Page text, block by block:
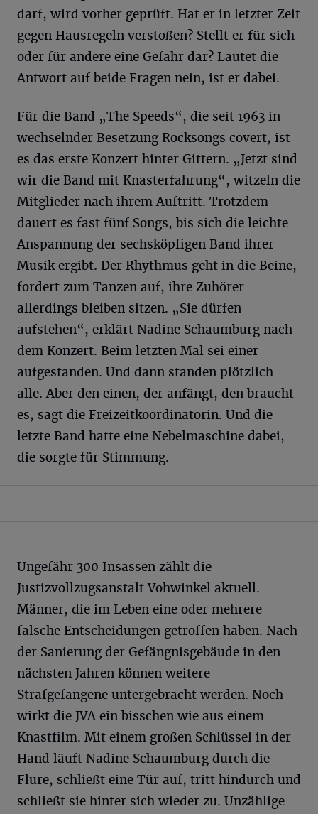
darf, wird vorher geprüft. Hat er in letzter Zeit
gegen Hausregeln verstoßen? Stellt er für sich
oder für andere eine Gefahr dar? Lautet die
Antwort auf beide Fragen nein, ist er dabei.
Für die Band „The Speeds“, die seit 1963 in
wechselnder Besetzung Rocksongs covert, ist
es das erste Konzert hinter Gittern. „Jetzt sind
wir die Band mit Knasterfahrung“, witzeln die
Mitglieder nach ihrem Auftritt. Trotzdem
dauert es fast fünf Songs, bis sich die leichte
Anspannung der sechsköpfigen Band ihrer
Musik ergibt. Der Rhythmus geht in die Beine,
fordert zum Tanzen auf, ihre Zuhörer
allerdings bleiben sitzen. „Sie dürfen
aufstehen“, erklärt Nadine Schaumburg nach
dem Konzert. Beim letzten Mal sei einer
aufgestanden. Und dann standen plötzlich
alle. Aber den einen, der anfängt, den braucht
es, sagt die Freizeitkoordinatorin. Und die
letzte Band hatte eine Nebelmaschine dabei,
die sorgte für Stimmung.
Ungefähr 300 Insassen zählt die
Justizvollzugsanstalt Vohwinkel aktuell.
Männer, die im Leben eine oder mehrere
falsche Entscheidungen getroffen haben. Nach
der Sanierung der Gefängnisgebäude in den
nächsten Jahren können weitere
Strafgefangene untergebracht werden. Noch
wirkt die JVA ein bisschen wie aus einem
Knastfilm. Mit einem großen Schlüssel in der
Hand läuft Nadine Schaumburg durch die
Flure, schließt eine Tür auf, tritt hindurch und
schließt sie hinter sich wieder zu. Unzählige